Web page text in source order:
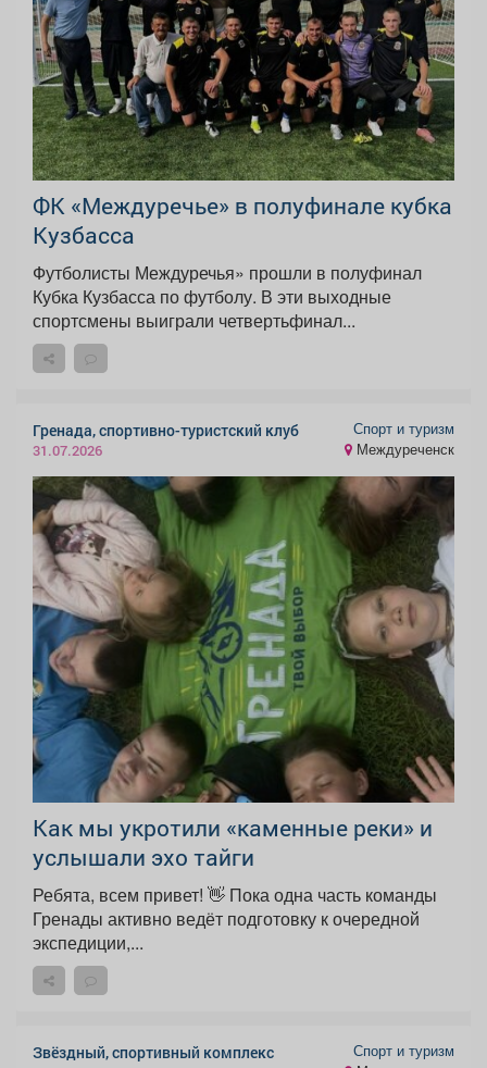
ФК «Междуречье» в полуфинале кубка
Кузбасса
Футболисты Междуречья» прошли в полуфинал
Кубка Кузбасса по футболу. В эти выходные
спортсмены выиграли четвертьфинал...
Гренада, спортивно-туристский клуб
31.07.2026
Спорт и туризм
Междуреченск
Как мы укротили «каменные реки» и
услышали эхо тайги
Ребята, всем привет! 👋 Пока одна часть команды
Гренады активно ведёт подготовку к очередной
экспедиции,...
Звёздный, спортивный комплекс
Спорт и туризм